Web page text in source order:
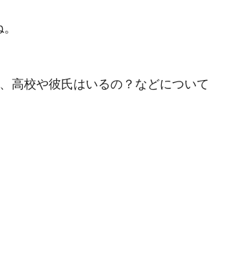
高校や彼氏はいるの？などについて